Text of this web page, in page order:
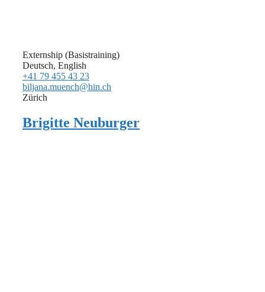
Externship (Basistraining)
Deutsch, English
+41 79 455 43 23
biljana.muench@hin.ch
Zürich
Brigitte Neuburger